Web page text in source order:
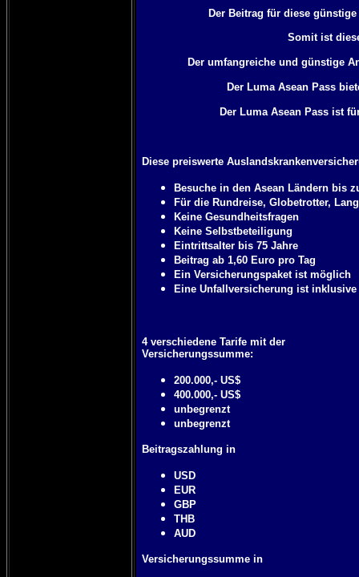
Der Beitrag für diese
Somit ist
Der umfangreiche und günstige
Der Luma Asean Pass
Der Luma Asean Pass ist
Diese preiswerte
Besuche in den Asean Ländern bis
Für die Rundreise, Globetrotter,
Keine Gesundheitsfragen
Keine Selbstbeteiligung
Eintrittsalter bis 75 Jahre
Beitrag ab 1,60 Euro pro Tag
Ein Versicherungspaket ist möglich
Eine Unfallversicherung ist inklusive
4 verschiedene Tarife mit der
Versicherungssumme:
200.000,- US$
400.000,- US$
unbegrenzt
unbegrenzt
Beitragszahlung in
USD
EUR
GBP
THB
AUD
Versicherungssumme in